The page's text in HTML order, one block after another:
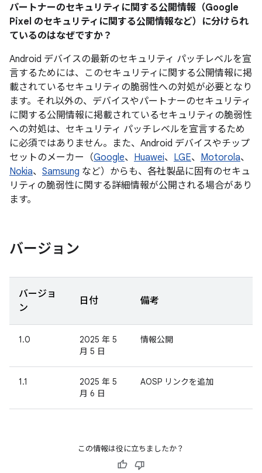
パートナーのセキュリティに関する公開情報（Google
Pixel のセキュリティに関する公開情報など）に分けられ
ているのはなぜですか？
Android デバイスの最新のセキュリティ パッチレベルを宣
言するためには、このセキュリティに関する公開情報に掲
載されているセキュリティの脆弱性への対処が必要となり
ます。それ以外の、デバイスやパートナーのセキュリティ
に関する公開情報に掲載されているセキュリティの脆弱性
への対処は、セキュリティ パッチレベルを宣言するため
に必須ではありません。また、Android デバイスやチップ
セットのメーカー（Google、 Huawei、 LGE、 Motorola、
Nokia、 Samsung など）からも、各社製品に固有のセキュ
リティの脆弱性に関する詳細情報が公開される場合があり
ます。
バージョン
バージョ
ン
日付 備考
1.0
2025 年 5
月 5 日
情報公開
1.1
2025 年 5
月 6 日
AOSP リンクを追加
この情報は役に立ちましたか？